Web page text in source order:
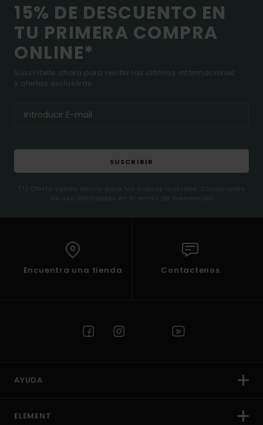
15% DE DESCUENTO EN
TU PRIMERA COMPRA
ONLINE*
Suscríbete ahora para recibir las ultimas informaciones
y ofertas exclusivas.
SUSCRIBIR
(*) Oferta valida online para los nuevos inscritos. Condiciones
de uso detalladas en el email de bienvenida
Encuentra una tienda Contactenos
AYUDA
ELEMENT